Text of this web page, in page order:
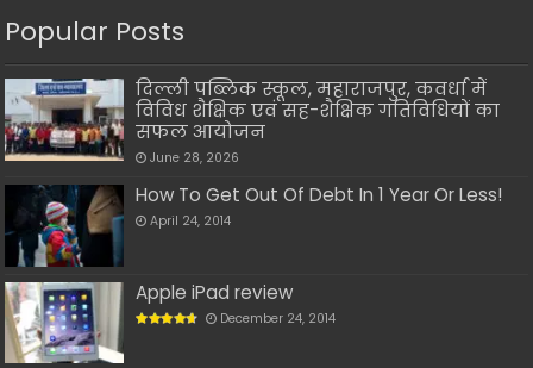
Popular Posts
दिल्ली पब्लिक स्कूल, महाराजपुर, कवर्धा में
विविध शैक्षिक एवं सह-शैक्षिक गतिविधियों का
सफल आयोजन
June 28, 2026
How To Get Out Of Debt In 1 Year Or Less!
April 24, 2014
Apple iPad review
December 24, 2014